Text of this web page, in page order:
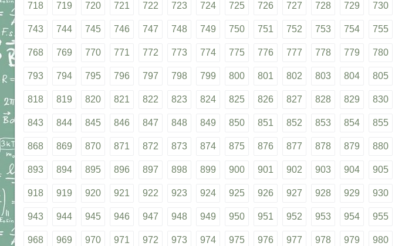
718 719 720 721 722 723 724 725 726 727 728 729 730
743 744 745 746 747 748 749 750 751 752 753 754 755
768 769 770 771 772 773 774 775 776 777 778 779 780
793 794 795 796 797 798 799 800 801 802 803 804 805
818 819 820 821 822 823 824 825 826 827 828 829 830
843 844 845 846 847 848 849 850 851 852 853 854 855
868 869 870 871 872 873 874 875 876 877 878 879 880
893 894 895 896 897 898 899 900 901 902 903 904 905
918 919 920 921 922 923 924 925 926 927 928 929 930
943 944 945 946 947 948 949 950 951 952 953 954 955
968 969 970 971 972 973 974 975 976 977 978 979 980